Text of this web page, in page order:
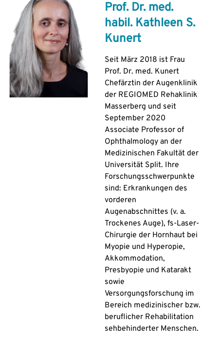
Prof. Dr. med.
habil. Kathleen S.
Kunert
Seit März 2018 ist Frau
Prof. Dr. med. Kunert
Chefärztin der Augenklinik
der REGIOMED Rehaklinik
Masserberg und seit
September 2020
Associate Professor of
Ophthalmology an der
Medizinischen Fakultät der
Universität Split. Ihre
Forschungsschwerpunkte
sind: Erkrankungen des
vorderen
Augenabschnittes (v. a.
Trockenes Auge), fs-Laser-
Chirurgie der Hornhaut bei
Myopie und Hyperopie,
Akkommodation,
Presbyopie und Katarakt
sowie
Versorgungsforschung im
Bereich medizinischer bzw.
beruflicher Rehabilitation
sehbehinderter Menschen.